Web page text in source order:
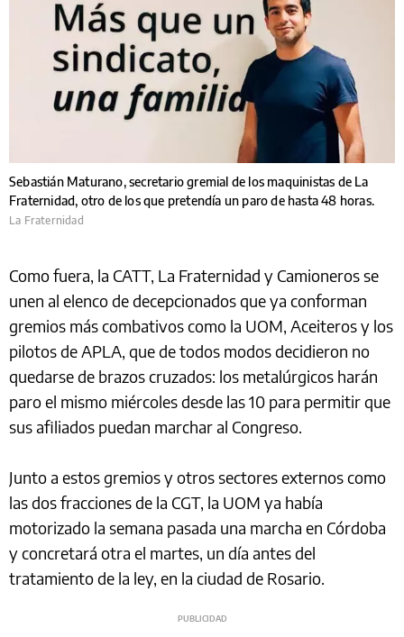
Sebastián Maturano, secretario gremial de los maquinistas de La
Fraternidad, otro de los que pretendía un paro de hasta 48 horas.
La Fraternidad
Como fuera, la CATT, La Fraternidad y Camioneros se
unen al elenco de decepcionados que ya conforman
gremios más combativos como la UOM, Aceiteros y los
pilotos de APLA, que de todos modos decidieron no
quedarse de brazos cruzados: los metalúrgicos harán
paro el mismo miércoles desde las 10 para permitir que
sus afiliados puedan marchar al Congreso.
Junto a estos gremios y otros sectores externos como
las dos fracciones de la CGT, la UOM ya había
motorizado la semana pasada una marcha en Córdoba
y concretará otra el martes, un día antes del
tratamiento de la ley, en la ciudad de Rosario.